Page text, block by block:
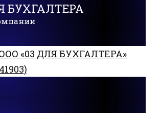
БУХГАЛТЕРА
«03 ДЛЯ БУХГАЛТЕРА»